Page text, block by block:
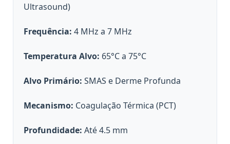
Ultrasound)
Frequência: 4 MHz a 7 MHz
Temperatura Alvo: 65°C a 75°C
Alvo Primário: SMAS e Derme Profunda
Mecanismo: Coagulação Térmica (PCT)
Profundidade: Até 4.5 mm